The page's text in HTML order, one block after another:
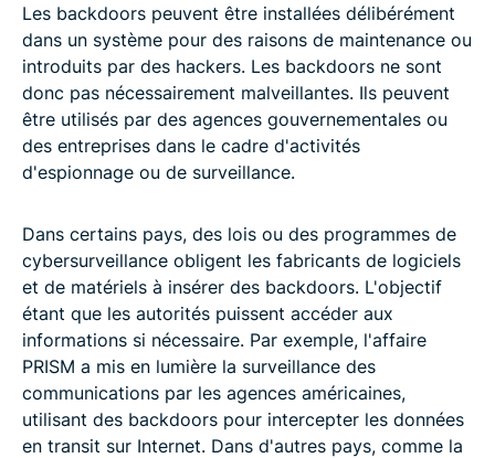
Les backdoors peuvent être installées délibérément
dans un système pour des raisons de maintenance ou
introduits par des hackers. Les backdoors ne sont
donc pas nécessairement malveillantes. Ils peuvent
être utilisés par des agences gouvernementales ou
des entreprises dans le cadre d'activités
d'espionnage ou de surveillance.
Dans certains pays, des lois ou des programmes de
cybersurveillance obligent les fabricants de logiciels
et de matériels à insérer des backdoors. L'objectif
étant que les autorités puissent accéder aux
informations si nécessaire. Par exemple, l'affaire
PRISM a mis en lumière la surveillance des
communications par les agences américaines,
utilisant des backdoors pour intercepter les données
en transit sur Internet. Dans d'autres pays, comme la